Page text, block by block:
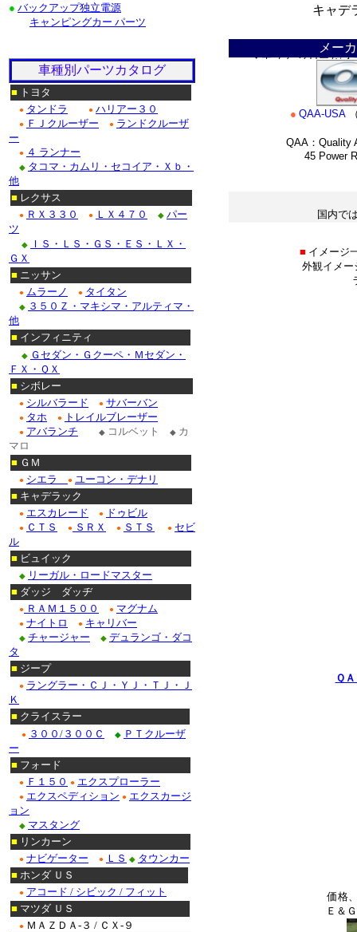
キャ
メー
● QAA-USA
QAA：Quality
45 Power
国内で
■ イメージ
外観イメー
Ｑ
価格
Ｅ＆
・テラノ_クローム/ス
/ステンレス_パーツ・
Ｍ３５_クローム/ステ
■ホンダ：アコード_
● バックアップ独立電源
キャンピングカー パーツ
車種別パーツカタログ
■ トヨタ
● タンドラ ● ハリアー３０
● ＦＪクルーザー ● ランドクルーザ
ー
● ４ ランナー
◆ タコマ・カムリ・セコイア・Ｘｂ・
他
■ レクサス
● ＲＸ３３０ ● ＬＸ４７０ ◆ パー
ツ
◆
ＩＳ・ＬＳ・ＧＳ・ＥＳ・ＬＸ・
ＧＸ
■ ニッサン
● ムラーノ ● タイタン
◆ ３５０Ｚ・マキシマ・アルティマ・
他
■ インフィニティ
◆ Ｇセダン・Ｇクーペ・Ｍセダン・
ＦＸ・ＱＸ
■ シボレー
● シルバラード ● サバーバン
● タホ ● トレイルブレーザー
● アバランチ ◆ コルベット ◆ カ
マロ
■ ＧＭ
● シエラ ● ユーコン・デナリ
■ キャデラック
● エスカレード ● ドゥビル
● ＣＴＳ ● ＳＲＸ ● ＳＴＳ ● セビ
ル
■ ビュイック
◆ リーガル・ロードマスター
■ ダッジ ダッヂ
● ＲＡＭ１５００ ● マグナム
● ナイトロ ● キャリバー
◆ チャージャー ◆ デュランゴ・ダコ
タ
■ ジープ
● ラングラー・ＣＪ・ＹＪ・ＴＪ・Ｊ
Ｋ
■ クライスラー
● ３００/３００Ｃ ◆ ＰＴクルーザ
ー
■ フォード
● Ｆ１５０ ● エクスプローラー
● エクスペディション ● エクスカージ
ョン
◆ マスタング
■ リンカーン
● ナビゲーター ● ＬＳ ◆ タウンカー
■ ホンダ ＵＳ
● アコード / シビック / フィット
■ マツダ ＵＳ
● ＭＡＺＤＡ-３ / ＣＸ-９